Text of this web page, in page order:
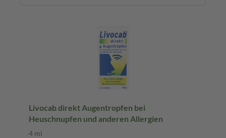
Livocab direkt Augentropfen bei
Heuschnupfen und anderen Allergien
4 ml